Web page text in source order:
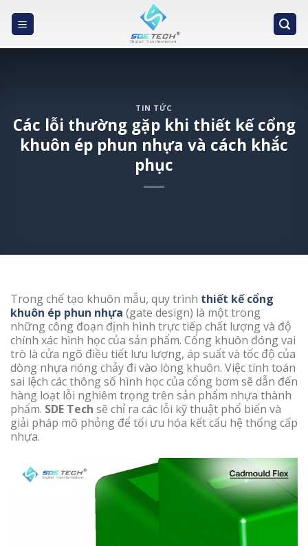
TIN TỨC
Các lỗi thường gặp khi thiết kế cổng
khuôn ép phun nhựa và cách khắc
phục
Trong chế tạo khuôn mẫu, quy trình thiết kế cổng
khuôn ép phun nhựa (gate design) là một trong
những công đoạn định hình trực tiếp chất lượng và độ
chính xác hình học của sản phẩm. Cổng khuôn đóng vai
trò là cửa ngõ điều tiết lưu lượng, áp suất và tốc độ của
dòng nhựa nóng chảy đi vào lòng khuôn. Việc tính toán
sai lệch các thông số hình học của cổng bơm sẽ dẫn đến
hàng loạt lỗi nghiêm trọng trên sản phẩm nhựa thành
phẩm. SDE Tech sẽ chỉ ra các lỗi kỹ thuật phổ biến và
giải pháp mô phỏng để tối ưu hóa kết cấu hệ thống cấp
nhựa.